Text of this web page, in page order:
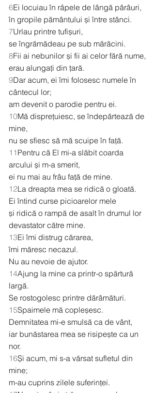
6Ei locuiau în râpele de lângă pârâuri,
în gropile pământului și între stânci.
7Urlau printre tufișuri,
se îngrămădeau pe sub mărăcini.
8Fii ai nebunilor și fii ai celor fără nume,
erau alungați din țară.
9Dar acum, ei îmi folosesc numele în
cântecul lor;
am devenit o parodie pentru ei.
10Mă disprețuiesc, se îndepărtează de
mine,
nu se sfiesc să mă scuipe în față.
11 Pentru că El mi-a slăbit coarda
arcului și m-a smerit,
ei nu mai au frâu față de mine.
12La dreapta mea se ridică o gloată.
Ei întind curse picioarelor mele
și ridică o rampă de asalt în drumul lor
devastator către mine.
13Ei îmi distrug cărarea,
îmi măresc necazul.
Nu au nevoie de ajutor.
14Ajung la mine ca printr-o spărtură
largă.
Se rostogolesc printre dărâmături.
15Spaimele mă copleșesc.
Demnitatea mi-e smulsă ca de vânt,
iar bunăstarea mea se risipește ca un
nor.
16Și acum, mi s-a vărsat sufletul din
mine;
m-au cuprins zilele suferinței.